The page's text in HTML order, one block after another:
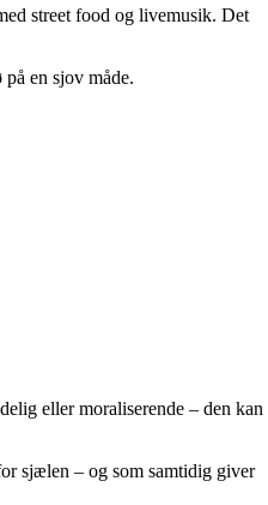
street food og livemusik. Det
en sjov måde.
eller moraliserende – den kan
sjælen – og som samtidig giver